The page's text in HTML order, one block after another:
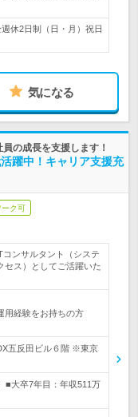
休2日制（日・月）祝日
気になる
の成長を支援します！
躍中！キャリア支援充
ーク可
ンサルタント（システ
セス）としてご活躍いた
用経験をお持ちの方
五反田ビル６階 ※東京
■大卒7年目：年収511万